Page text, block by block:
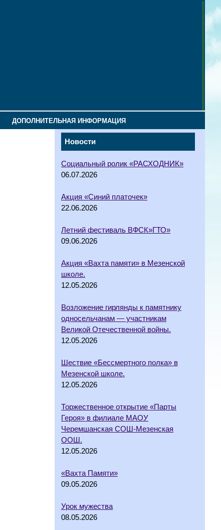
ДОПОЛНИТЕЛЬНАЯ ИНФОРМАЦИЯ
Новости
Социальный ролик «РАСХОДНИК»
06.07.2026
Акция «Синий платочек»
22.06.2026
Летний фестиваль ВФСК»ГТО»
09.06.2026
Акция «Вахта памяти» в Мезенской
школе.
12.05.2026
Возложение гирлянды к памятнику
односельчанам — участникам
Великой Отечественной войны.
12.05.2026
Шествие «Бессмертного полка» в
Мезенской школе.
12.05.2026
Торжественное открытие «Парты
Героя» в филиале МАОУ
Черемшанская СОШ-Мезенская
ООШ.
12.05.2026
«Вахта Памяти»
09.05.2026
Урок мужества
08.05.2026